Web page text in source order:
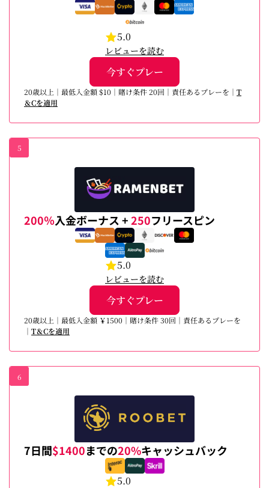
5.0
レビューを読む
今すぐプレー
20歳以上｜最低入金額 $10｜賭け条件 20回｜責任あるプレーを｜ T
＆Cを適用
5
200％入金ボーナス +250フリースピン
5.0
レビューを読む
今すぐプレー
20歳以上｜最低入金額 ￥1500｜賭け条件 30回｜責任あるプレーを
｜ T＆Cを適用
6
7日間$1400までの20%キャッシュバック
5.0